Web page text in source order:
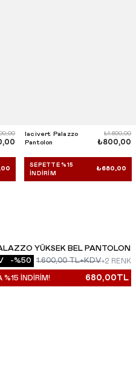
lacivert Palazzo
Pantolon
₺1.600,00
₺800,00
SEPETTE %15
İNDIRIM
₺680,00
YÜKSEK BEL PANTOLON
-%50 1.600,00TL+KDV+2 RENK
%15 İNDİRİM! 680,00TL